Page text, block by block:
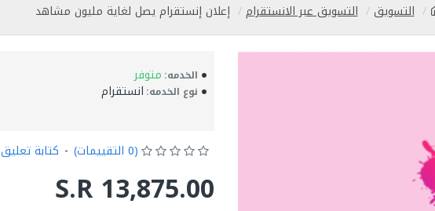
التسويق التسويق عبر الانستقرام إعلان إنستقرام يصل لغاية مليون مشاهد
الخدمه: متوفر
نوع الخدمه: انستقرام
(0 التقييمات) - كتابة تعليق
S.R 13,875.00